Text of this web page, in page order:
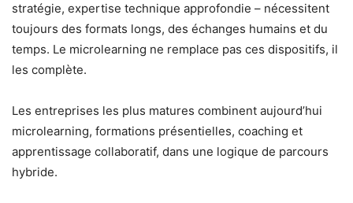
stratégie, expertise technique approfondie – nécessitent
toujours des formats longs, des échanges humains et du
temps. Le microlearning ne remplace pas ces dispositifs, il
les complète.
Les entreprises les plus matures combinent aujourd’hui
microlearning, formations présentielles, coaching et
apprentissage collaboratif, dans une logique de parcours
hybride.